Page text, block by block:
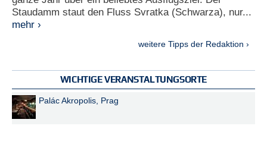
Staudamm staut den Fluss Svratka (Schwarza), nur...
mehr ›
weitere Tipps der Redaktion ›
WICHTIGE VERANSTALTUNGSORTE
Palác Akropolis, Prag